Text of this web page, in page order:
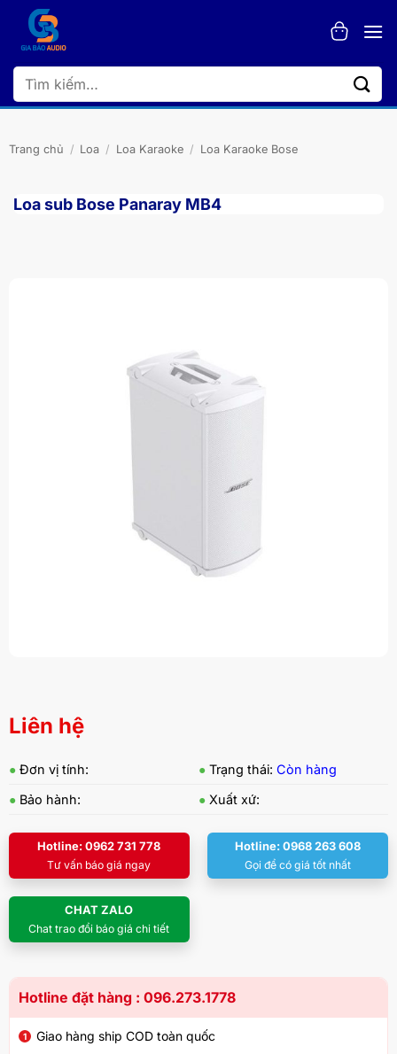
dung
Tìm
kiếm:
Trang chủ / Loa / Loa Karaoke / Loa Karaoke Bose
Loa sub Bose Panaray MB4
Liên hệ
● Đơn vị tính: ● Trạng thái: Còn hàng
● Bảo hành: ● Xuất xứ:
Hotline: 0962 731 778
Tư vấn báo giá ngay
Hotline: 0968 263 608
Gọi để có giá tốt nhất
CHAT ZALO
Chat trao đổi báo giá chi tiết
Hotline đặt hàng : 096.273.1778
Giao hàng ship COD toàn quốc